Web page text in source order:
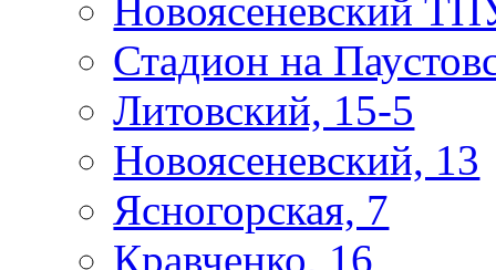
Новоясеневский
Стадион на
Литовский, 15-5
Новоясеневский, 13
Ясногорская, 7
Кравченко, 16